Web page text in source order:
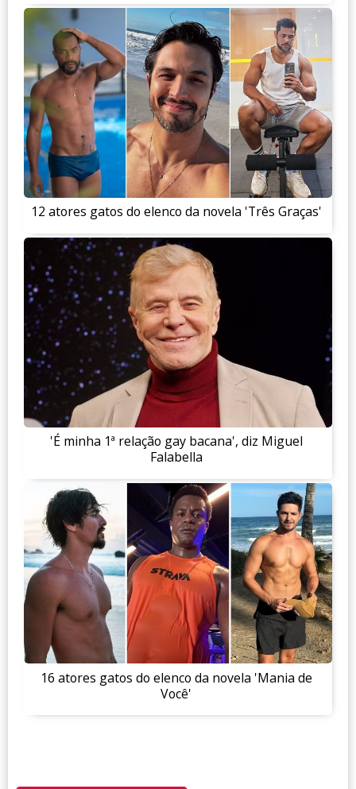
12 atores gatos do elenco da novela 'Três Graças'
'É minha 1ª relação gay bacana', diz Miguel
Falabella
16 atores gatos do elenco da novela 'Mania de
Você'